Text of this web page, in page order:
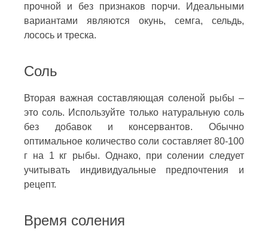
прочной и без признаков порчи. Идеальными
вариантами являются окунь, семга, сельдь,
лосось и треска.
Соль
Вторая важная составляющая соленой рыбы –
это соль. Используйте только натуральную соль
без добавок и консервантов. Обычно
оптимальное количество соли составляет 80-100
г на 1 кг рыбы. Однако, при солении следует
учитывать индивидуальные предпочтения и
рецепт.
Время соления